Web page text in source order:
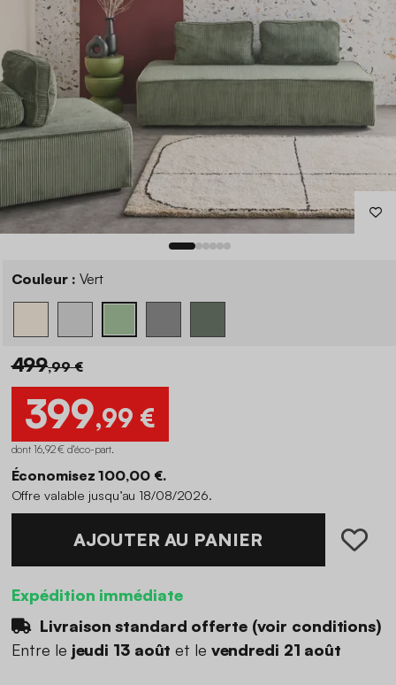
Couleur : Vert
499,99 €
399,99 €
dont 16,92 € d'éco-part.
Économisez 100,00 €.
Offre valable jusqu’au 18/08/2026.
AJOUTER AU PANIER
Expédition immédiate
Livraison standard offerte (voir conditions)
Entre le jeudi 13 août et le vendredi 21 août